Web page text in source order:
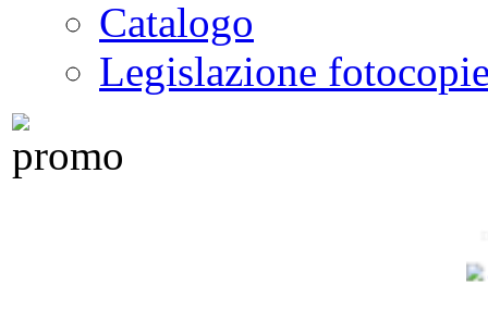
Catalogo
Legislazione